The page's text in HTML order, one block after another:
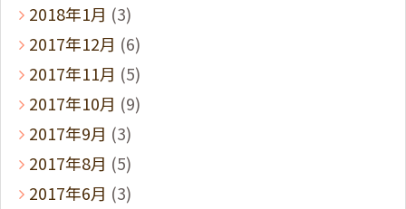
2018年1月 (3)
2017年12月 (6)
2017年11月 (5)
2017年10月 (9)
2017年9月 (3)
2017年8月 (5)
2017年6月 (3)